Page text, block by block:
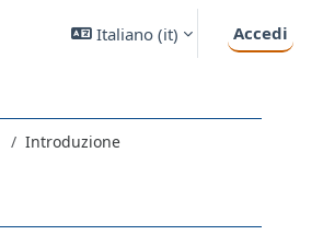
Italiano ‎(it)‎ Accedi
Introduzione